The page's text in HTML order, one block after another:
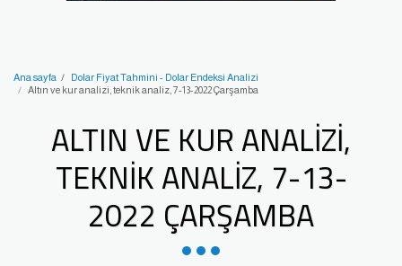
Ana sayfa
Dolar Fiyat Tahmini - Dolar Endeksi Analizi
Altın ve kur analizi, teknik analiz, 7-13-2022 Çarşamba
ALTIN VE KUR ANALIZI,
TEKNIK ANALIZ, 7-13-
2022 ÇARŞAMBA